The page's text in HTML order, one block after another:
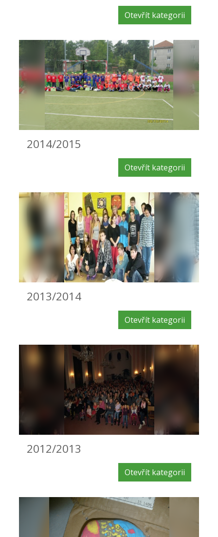
Otevřít kategorii
2014/2015
Otevřít kategorii
2013/2014
Otevřít kategorii
2012/2013
Otevřít kategorii